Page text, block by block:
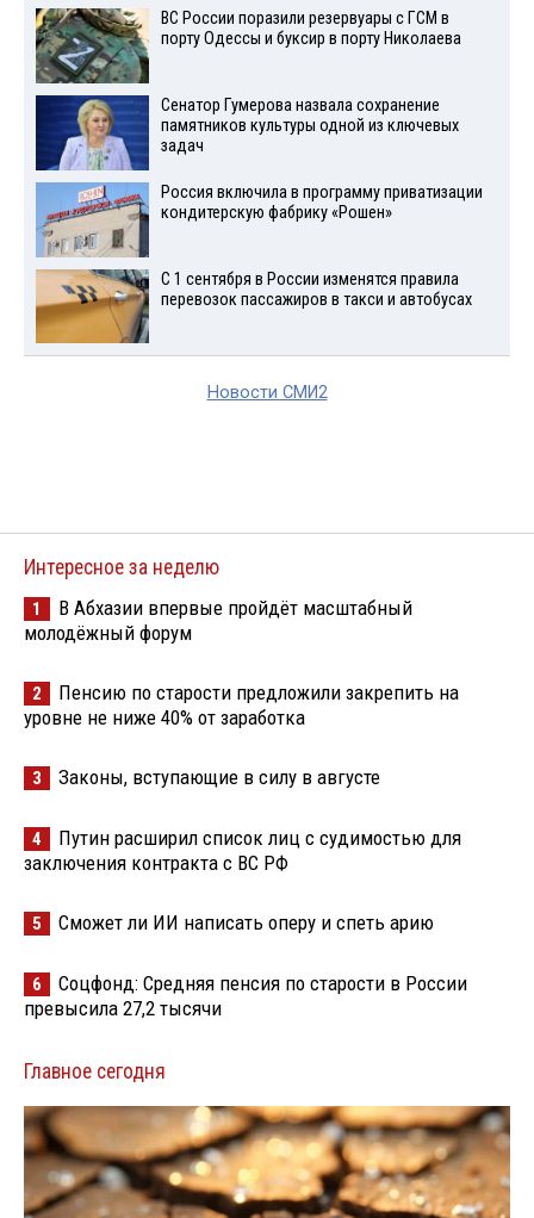
ВС России поразили резервуары с ГСМ в
порту Одессы и буксир в порту Николаева
Сенатор Гумерова назвала сохранение
памятников культуры одной из ключевых
задач
Россия включила в программу приватизации
кондитерскую фабрику «Рошен»
С 1 сентября в России изменятся правила
перевозок пассажиров в такси и автобусах
Новости СМИ2
Интересное за неделю
1
В Абхазии впервые пройдёт масштабный
молодёжный форум
2
Пенсию по старости предложили закрепить на
уровне не ниже 40% от заработка
3 Законы, вступающие в силу в августе
4
Путин расширил список лиц с судимостью для
заключения контракта с ВС РФ
5 Сможет ли ИИ написать оперу и спеть арию
6
Соцфонд: Средняя пенсия по старости в России
превысила 27,2 тысячи
Главное сегодня